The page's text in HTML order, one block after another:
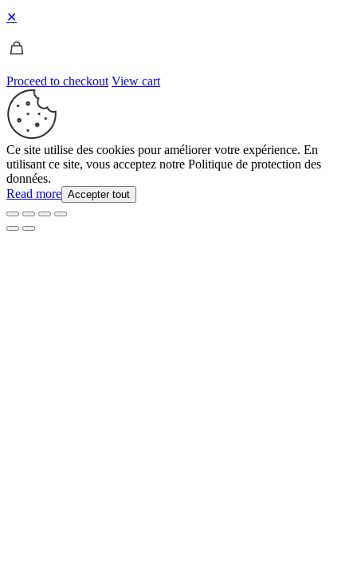
✕
Proceed to checkout View cart
Ce site utilise des cookies pour améliorer votre expérience. En
utilisant ce site, vous acceptez notre Politique de protection des
données.
Read more Accepter tout